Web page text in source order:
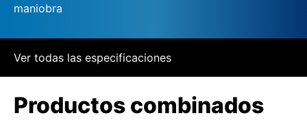
maniobra
Ver todas las especificaciones
Productos combinados